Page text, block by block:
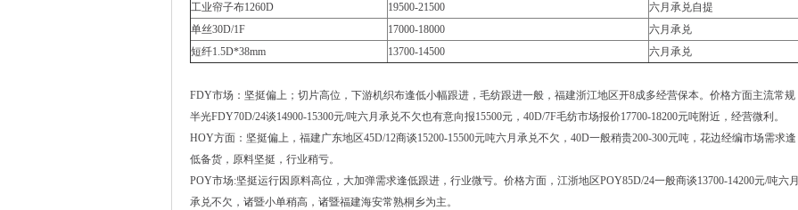
工业帘子布1260D
19500-21500
六月承兑自提
单丝30D/1F
17000-18000
六月承兑
短纤1.5D*38mm
13700-14500 六月承兑
FDY市场：坚挺偏上；切片高位，下游机织布逢低小幅跟进，毛纺跟进一般，福建浙江地区开8成多经营保本。价格方面主流常规
半光FDY70D/24谈14900-15300元/吨六月承兑不欠也有意向报15500元，40D/7F毛纺市场报价17700-18200元吨附近，经营微利。
HOY方面：坚挺偏上，福建广东地区45D/12商谈15200-15500元吨六月承兑不欠，40D一般稍贵200-300元吨，花边经编市场需求逢
低备货，原料坚挺，行业稍亏。
POY市场:坚挺运行因原料高位，大加弹需求逢低跟进，行业微亏。价格方面，江浙地区POY85D/24一般商谈13700-14200元/吨六月
承兑不欠，诸暨小单稍高，诸暨福建海安常熟桐乡为主。